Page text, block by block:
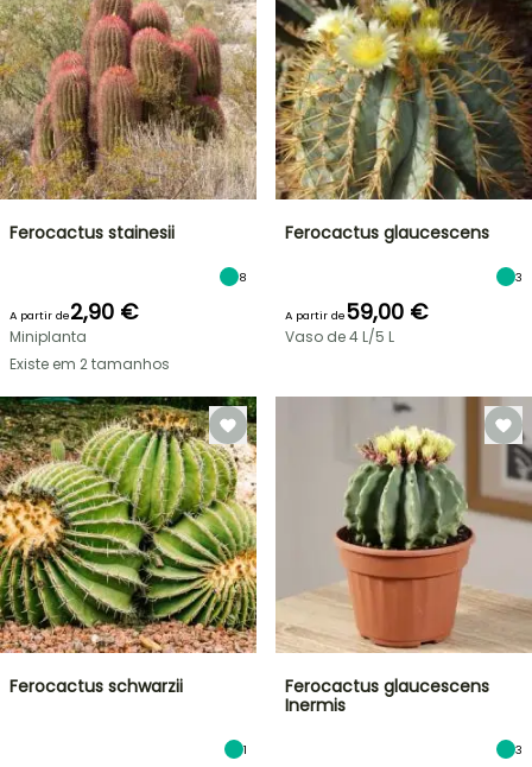
Ferocactus stainesii
8
A partir de2,90 €
Miniplanta
Existe em 2 tamanhos
Ferocactus glaucescens
3
A partir de59,00 €
Vaso de 4 L/5 L
Ferocactus schwarzii
1
Ferocactus glaucescens
Inermis
3